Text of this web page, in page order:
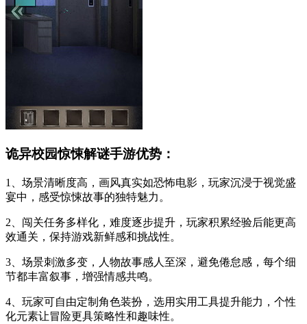
诡异校园惊悚解谜手游优势：
1、场景清晰度高，画风真实如恐怖电影，玩家沉浸于视觉盛
宴中，感受惊悚故事的独特魅力。
2、闯关任务多样化，难度逐步提升，玩家积累经验后能更高
效通关，保持游戏新鲜感和挑战性。
3、场景刺激多变，人物故事感人至深，避免倦怠感，每个细
节都丰富叙事，增强情感共鸣。
4、玩家可自由定制角色装扮，选用实用工具提升能力，个性
化元素让冒险更具策略性和趣味性。